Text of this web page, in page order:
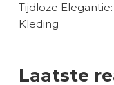
Tijdloze
Kleding
Laatste